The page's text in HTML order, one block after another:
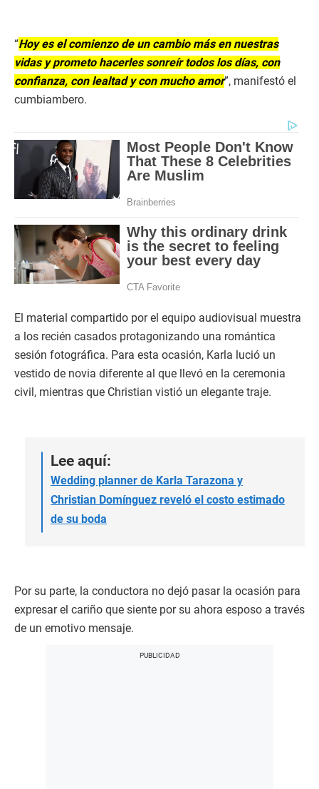
“Hoy es el comienzo de un cambio más en nuestras
vidas y prometo hacerles sonreír todos los días, con
confianza, con lealtad y con mucho amor”, manifestó el
cumbiambero.
El material compartido por el equipo audiovisual muestra
a los recién casados protagonizando una romántica
sesión fotográfica. Para esta ocasión, Karla lució un
vestido de novia diferente al que llevó en la ceremonia
civil, mientras que Christian vistió un elegante traje.
Lee aquí:
Wedding planner de Karla Tarazona y
Christian Domínguez reveló el costo estimado
de su boda
Por su parte, la conductora no dejó pasar la ocasión para
expresar el cariño que siente por su ahora esposo a través
de un emotivo mensaje.